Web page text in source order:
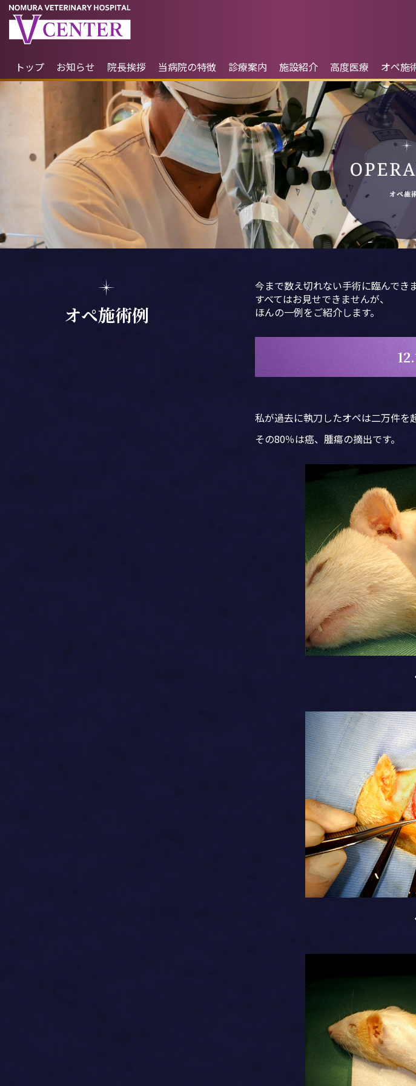
トップ お知らせ 院長挨拶 当病院の特徴 診療案内 施設紹介 高度医療 オペ施
オペ施術例
今まで数え切れない手術に臨んでき
すべてはお見せできませんが、
ほんの一例をご紹介します。
私が過去に執刀したオペは二万件を
その80％は癌、腫瘍の摘出です。